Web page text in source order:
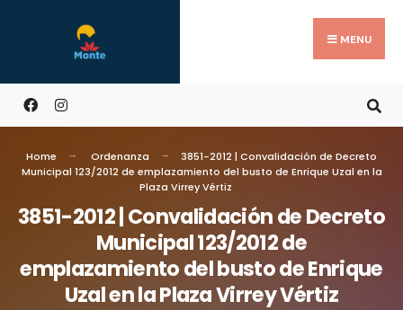
MENU
Home Ordenanza
3851-2012 | Convalidación de Decreto
Municipal 123/2012 de emplazamiento del busto de Enrique Uzal en la
Plaza Virrey Vértiz
3851-2012 | Convalidación de Decreto
Municipal 123/2012 de
emplazamiento del busto de Enrique
Uzal en la Plaza Virrey Vértiz